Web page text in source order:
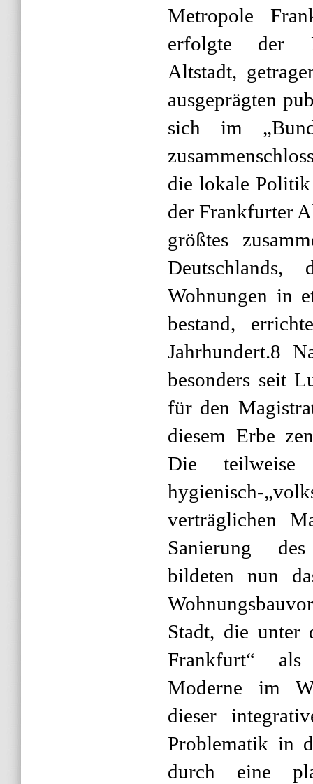
Metropole
erfolgte der
Altstadt,
ausgeprägten
sich im
die lokale Politik
der Frankfurter
größtes
Wohnungen in
bestand,
Jahrhundert.8
besonders seit
für den
diesem Erbe
Die teilweise
hygienisch-
verträglichen
Sanierung
bildeten nun
Stadt, die unter
Frankfurt“
Moderne im
dieser
Problematik in
durch eine